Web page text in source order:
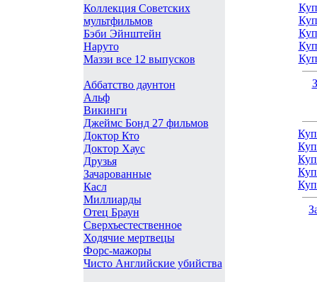
Коллекция Советских
мультфильмов
Бэби Эйнштейн
Наруто
Маззи все 12 выпусков
Аббатство даунтон
Альф
Викинги
Джеймс Бонд 27 фильмов
Доктор Кто
Доктор Хаус
Друзья
Зачарованные
Касл
Миллиарды
Отец Браун
Сверхъестественное
Ходячие мертвецы
Форс-мажоры
Чисто Английские убийства